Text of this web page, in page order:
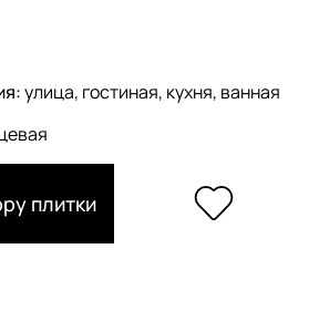
улица, гостиная, кухня, ванная
плитки